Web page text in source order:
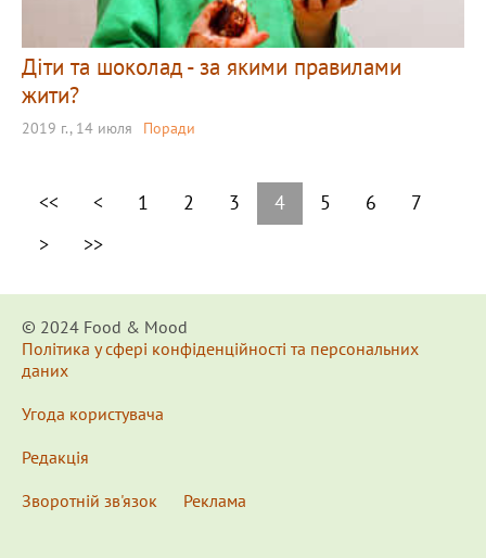
Діти та шоколад - за якими правилами
жити?
2019 г., 14 июля Поради
<< < 1 2 3 4 5 6
7
>
>>
© 2024 Food & Мood
Політика у сфері конфіденційності та персональних
даних
Угода користувача
Редакція
Зворотній зв'язок
Реклама